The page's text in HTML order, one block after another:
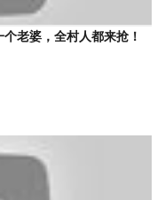
老婆，全村人都来抢！